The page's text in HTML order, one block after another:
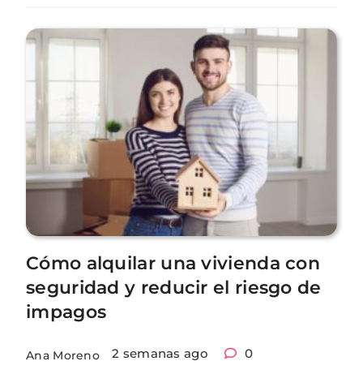
Cómo alquilar una vivienda con
seguridad y reducir el riesgo de
impagos
Ana Moreno 2 semanas ago 0